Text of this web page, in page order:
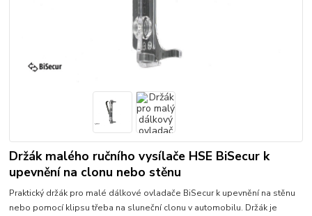
Držák malého ručního vysílače HSE BiSecur k
upevnění na clonu nebo stěnu
Praktický držák pro malé dálkové ovladače BiSecur k upevnění na stěnu
nebo pomocí klipsu třeba na sluneční clonu v automobilu. Držák je